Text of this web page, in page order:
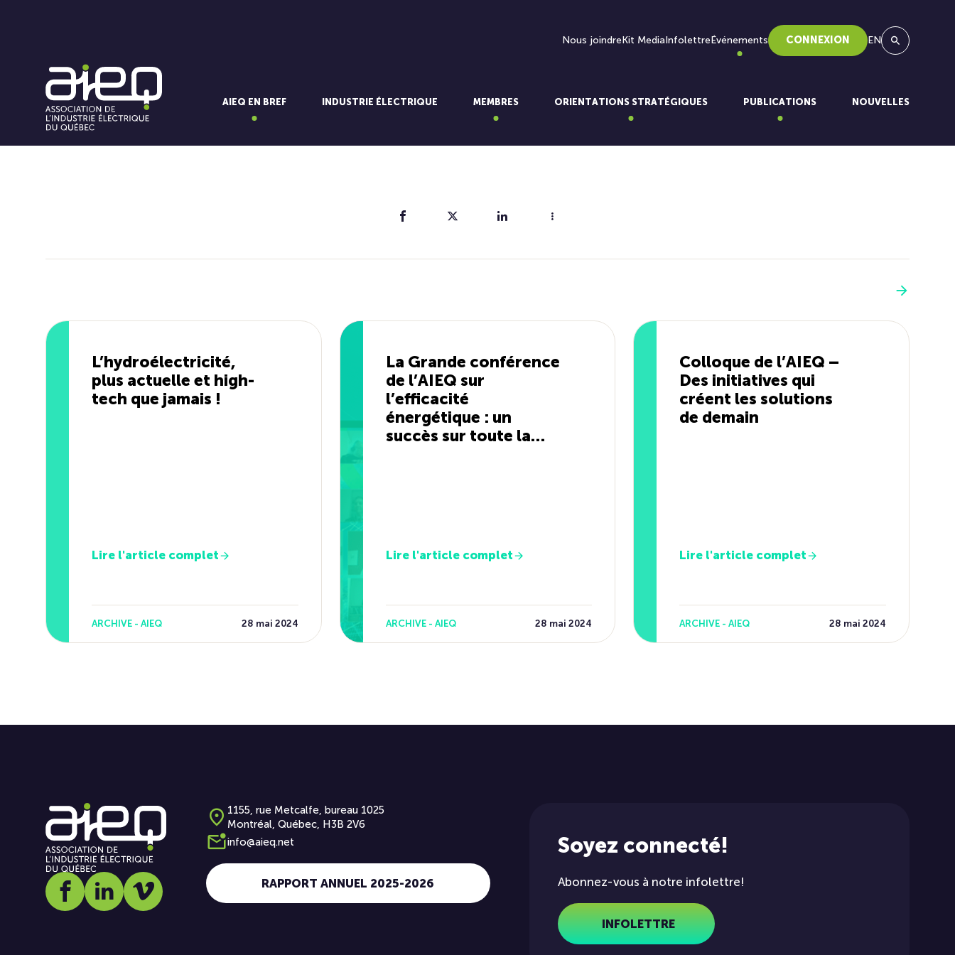
Nous joindreKit MediaInfolettreÉvénements CONNEXION EN
AIEQ EN BREF INDUSTRIE ÉLECTRIQUE MEMBRES ORIENTATIONS STRATÉGIQUES PUBLICATIONS NOUVELLES
L’hydroélectricité,
plus actuelle et high-
tech que jamais !
Lire l'article complet
ARCHIVE - AIEQ 28 mai 2024
La Grande conférence
de l’AIEQ sur
l’efficacité
énergétique : un
succès sur toute la
Lire l'article complet
ARCHIVE - AIEQ 28 mai 2024
Colloque de l’AIEQ –
Des initiatives qui
créent les solutions
de demain
Lire l'article complet
ARCHIVE - AIEQ 28 mai 2024
Social media link icon-facebook
Social media link icon-linkedin
Social media link icon-vimeo
1155, rue Metcalfe, bureau 1025
Montréal, Québec, H3B 2V6
info@aieq.net
RAPPORT ANNUEL 2025-2026
Soyez connecté!
Abonnez-vous à notre infolettre!
INFOLETTRE